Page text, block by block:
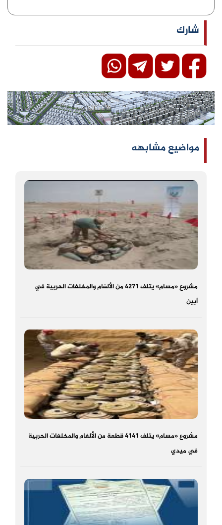
شارك
مواضيع مشابهه
مشروع «مسام» يتلف 4271 من الألغام والمخلفات الحربية في
أبين
مشروع «مسام» يتلف 4141 قطعة من الألغام والمخلفات الحربية
في ميدي